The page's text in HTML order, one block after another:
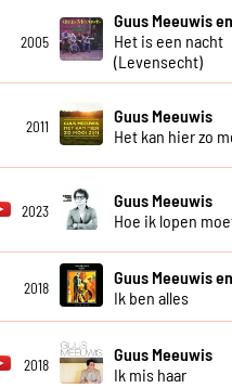
2005
Guus Meeuwis
Het is een nacht
(Levensecht)
2011
Guus Meeuwis
Het kan hier zo
2023
Guus Meeuwis
Hoe ik lopen
2018
Guus Meeuwis
Ik ben alles
2018
Guus Meeuwis
Ik mis haar